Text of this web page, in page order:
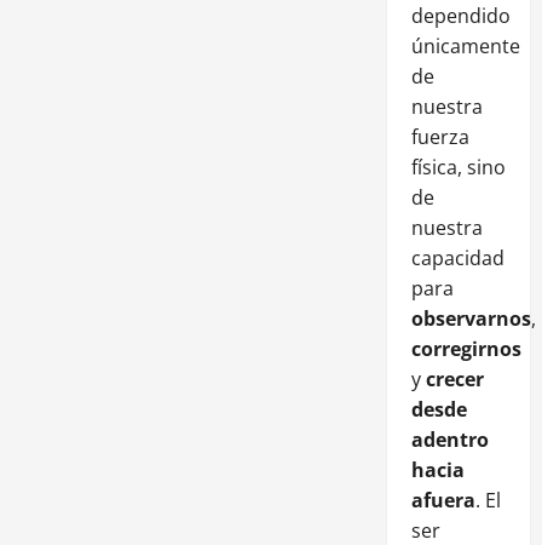
dependido
únicamente
de
nuestra
fuerza
física, sino
de
nuestra
capacidad
para
observarnos,
corregirnos
ycrecer
desde
adentro
hacia
afuera. El
ser